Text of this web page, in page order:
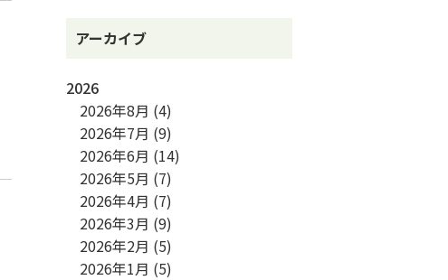
アーカイブ
2026
2026年8月 (4)
2026年7月 (9)
2026年6月 (14)
2026年5月 (7)
2026年4月 (7)
2026年3月 (9)
2026年2月 (5)
2026年1月 (5)